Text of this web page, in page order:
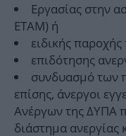
Εργασίας στην
ΕΤΑΜ) ή
ειδικής
επιδότησης
συνδυασμό των
επίσης, άνεργοι
Ανέργων της ΔΥΠΑ
διάστημα ανεργίας